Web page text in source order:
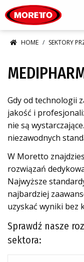
HOME SEKTORY
Gdy od technologii
jakość i
nie są
niezawodnych
W Moretto
rozwiązań
Najwyższe
najbardziej
uzyskać wyniki bez
Sprawdź nasze
sektora: